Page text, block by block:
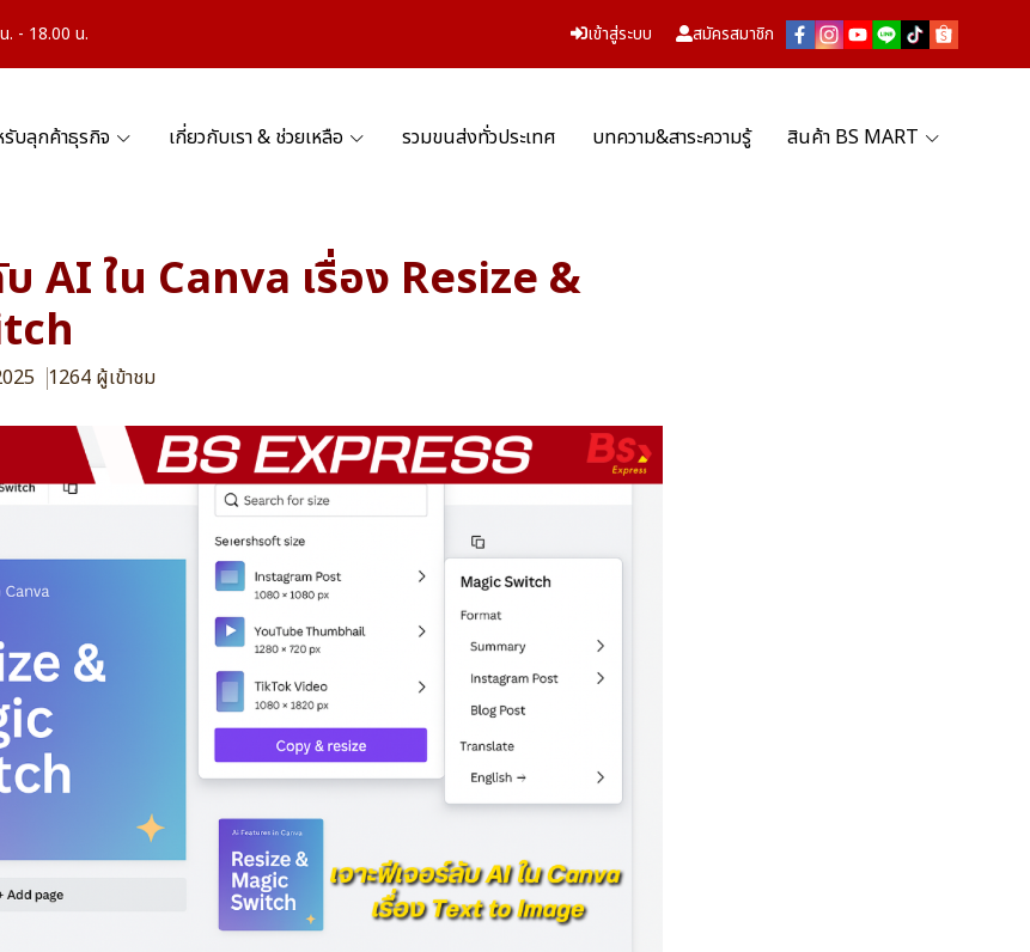
. - 18.00 น. เข้าสู่ระบบ สมัครสมาชิก
รับลุกค้าธุรกิจ เกี่ยวกับเรา & ช่วยเหลือ รวมขนส่งทั่วประเทศ บทความ&สาระความรู้ สินค้า BS MART
บ AI ใน Canva เรื่อง Resize &
1264 ผู้เข้าชม